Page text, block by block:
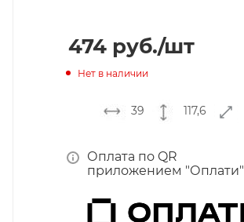
474 руб./шт
Нет в наличии
39 117,6
Оплата по QR
приложением "Оплати"